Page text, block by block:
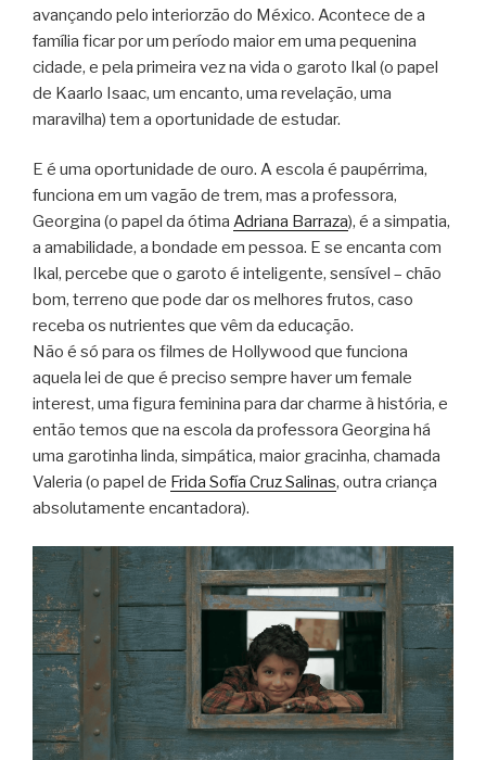
avançando pelo interiorzão do México. Acontece de a
família ficar por um período maior em uma pequenina
cidade, e pela primeira vez na vida o garoto Ikal (o papel
de Kaarlo Isaac, um encanto, uma revelação, uma
maravilha) tem a oportunidade de estudar.
E é uma oportunidade de ouro. A escola é paupérrima,
funciona em um vagão de trem, mas a professora,
Georgina (o papel da ótima Adriana Barraza), é a simpatia,
a amabilidade, a bondade em pessoa. E se encanta com
Ikal, percebe que o garoto é inteligente, sensível – chão
bom, terreno que pode dar os melhores frutos, caso
receba os nutrientes que vêm da educação.
Não é só para os filmes de Hollywood que funciona
aquela lei de que é preciso sempre haver um female
interest, uma figura feminina para dar charme à história, e
então temos que na escola da professora Georgina há
uma garotinha linda, simpática, maior gracinha, chamada
Valeria (o papel de Frida Sofía Cruz Salinas, outra criança
absolutamente encantadora).